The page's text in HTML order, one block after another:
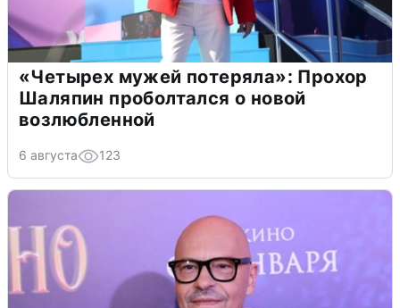
«Четырех мужей потеряла»: Прохор
Шаляпин проболтался о новой
возлюбленной
6 августа 123